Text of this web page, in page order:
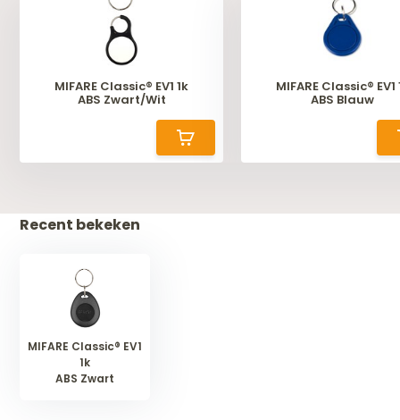
MIFARE Classic® EV1 1k
ABS Zwart/Wit
MIFARE Classic® EV1
ABS Blauw
Recent bekeken
MIFARE Classic® EV1
1k
ABS Zwart